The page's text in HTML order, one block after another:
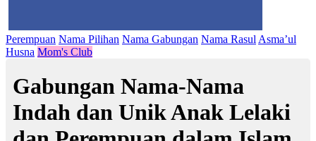
Perempuan Nama Pilihan Nama Gabungan Nama Rasul Asma’ul
Husna Mom's Club
Gabungan Nama-Nama
Indah dan Unik Anak Lelaki